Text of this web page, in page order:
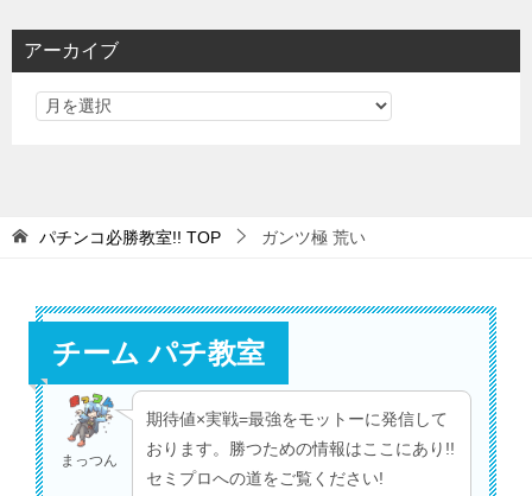
リ
アーカイブ
パチンコ必勝教室!! TOP ガンツ極 荒い
チーム パチ教室
まっつん
期待値×実戦=最強をモットーに発信して
おります。勝つための情報はここにあり!!
セミプロへの道をご覧ください!